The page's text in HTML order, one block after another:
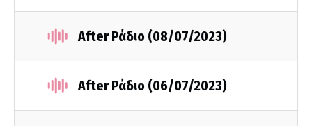
After Ράδιο (08/07/2023)
After Ράδιο (06/07/2023)